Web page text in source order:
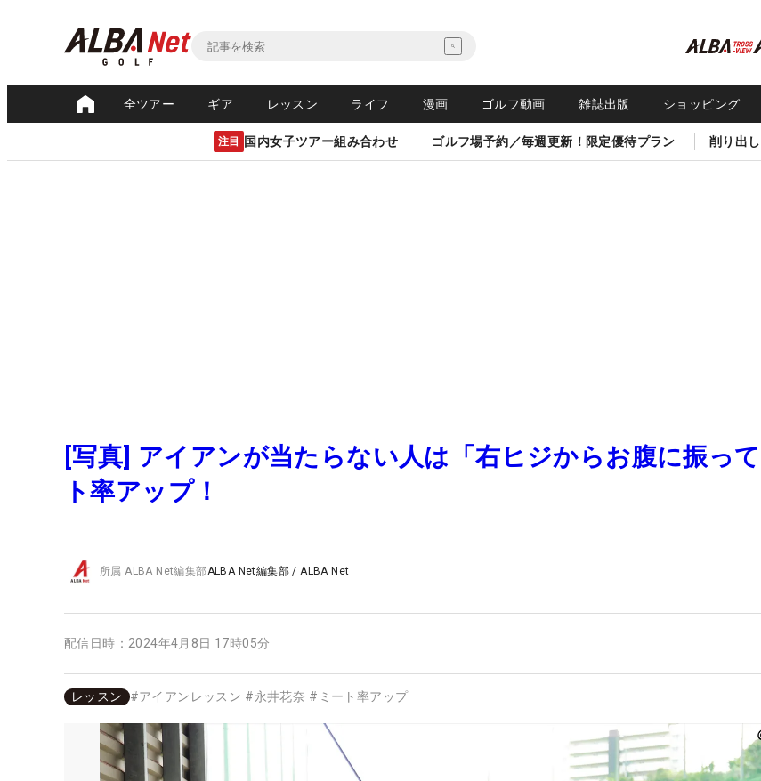
全ツアー ギア レッスン ライフ 漫画 ゴルフ動画 雑誌出版 ショッピング
注目 国内女子ツアー組み合わせ ゴルフ場予約／毎週更新！限定優待プラン 削り出
[写真] アイアンが当たらない人は「右ヒジからお腹に振っ
ト率アップ！
所属ALBA Net編集部ALBA Net編集部 /ALBA Net
配信日時： 2024年4月8日 17時05分
レッスン #アイアンレッスン #永井花奈 # ミート率アップ